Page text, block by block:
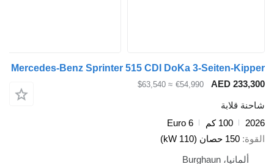
Mercedes-Benz Sprinter 515 CDI DoKa 3-Seiten-
AED
€54,990
≈ $63,540
100 كم
Euro 6
150 حصان (110 kW)